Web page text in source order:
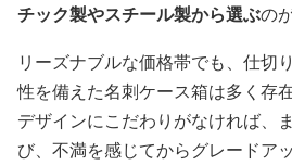
チック製やスチール製から選ぶの
リーズナブルな価格帯でも、仕切
性を備えた名刺ケース箱は多く存在
デザインにこだわりがなければ、
び、不満を感じてからグレードア